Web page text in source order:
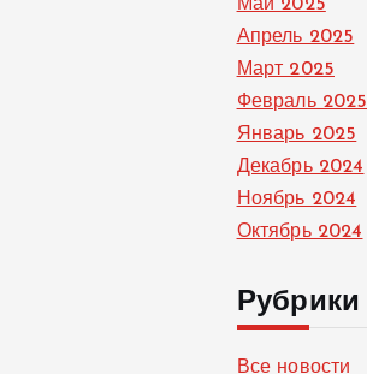
Май 2025
Апрель 2025
Март 2025
Февраль 2025
Январь 2025
Декабрь 2024
Ноябрь 2024
Октябрь 2024
Рубрики
Все новости